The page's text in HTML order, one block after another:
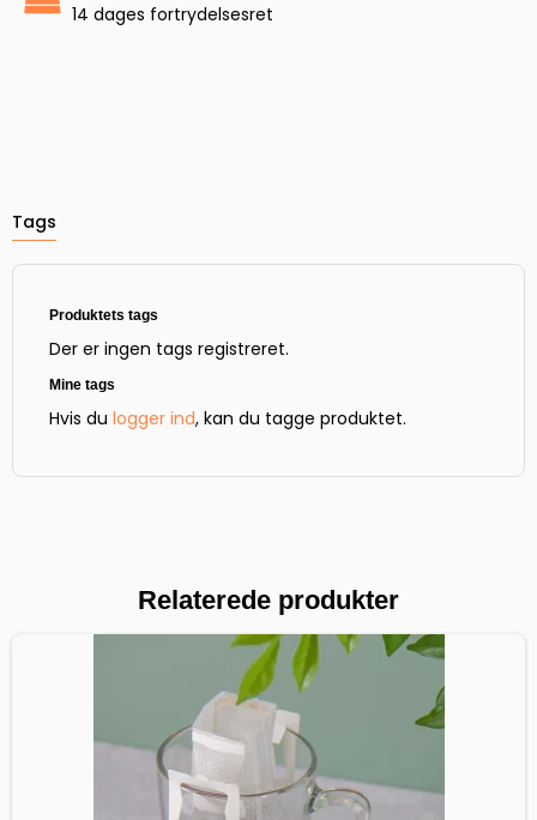
14 dages fortrydelsesret
Tags
Produktets tags
Der er ingen tags registreret.
Mine tags
Hvis du logger ind, kan du tagge produktet.
Relaterede produkter